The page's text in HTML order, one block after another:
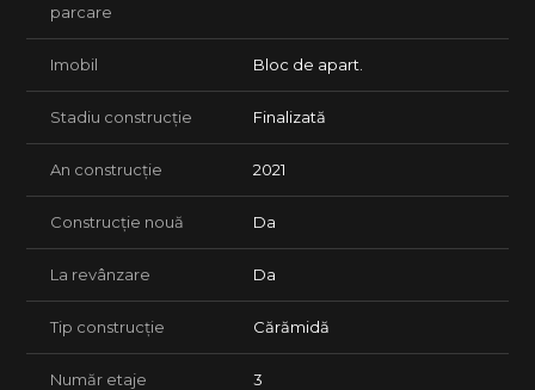
parcare
Imobil Bloc de apart.
Stadiu construcție Finalizată
An construcție 2021
Construcție nouă Da
La revânzare Da
Tip construcție Cărămidă
Număr etaje
3